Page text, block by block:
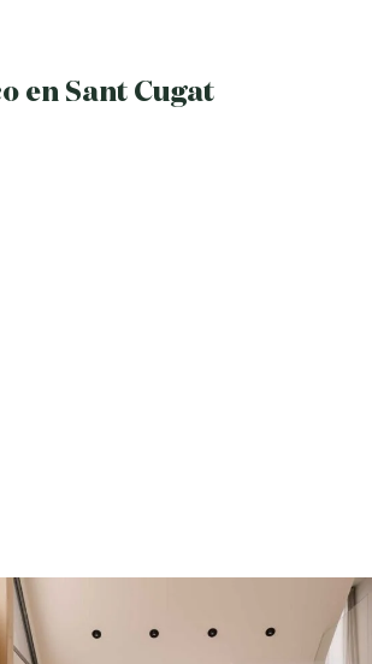
en Sant Cugat